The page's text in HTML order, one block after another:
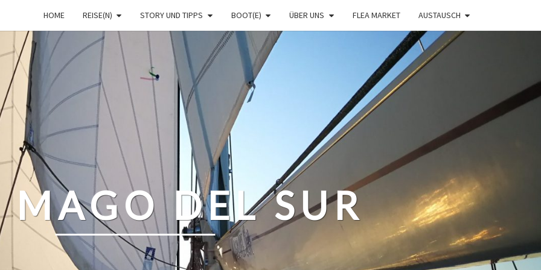
HOME REISE(N) STORY UND TIPPS BOOT(E) ÜBER UNS FLEA MARKET AUSTAUSCH
MAGO DEL SUR